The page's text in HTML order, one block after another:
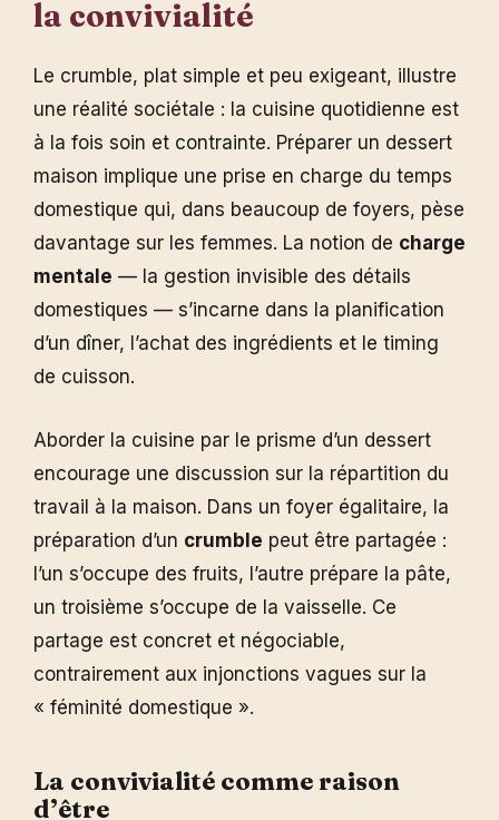
la convivialité
Le crumble, plat simple et peu exigeant, illustre
une réalité sociétale : la cuisine quotidienne est
à la fois soin et contrainte. Préparer un dessert
maison implique une prise en charge du temps
domestique qui, dans beaucoup de foyers, pèse
davantage sur les femmes. La notion de charge
mentale — la gestion invisible des détails
domestiques — s’incarne dans la planification
d’un dîner, l’achat des ingrédients et le timing
de cuisson.
Aborder la cuisine par le prisme d’un dessert
encourage une discussion sur la répartition du
travail à la maison. Dans un foyer égalitaire, la
préparation d’un crumble peut être partagée :
l’un s’occupe des fruits, l’autre prépare la pâte,
un troisième s’occupe de la vaisselle. Ce
partage est concret et négociable,
contrairement aux injonctions vagues sur la
« féminité domestique ».
La convivialité comme raison
d’être